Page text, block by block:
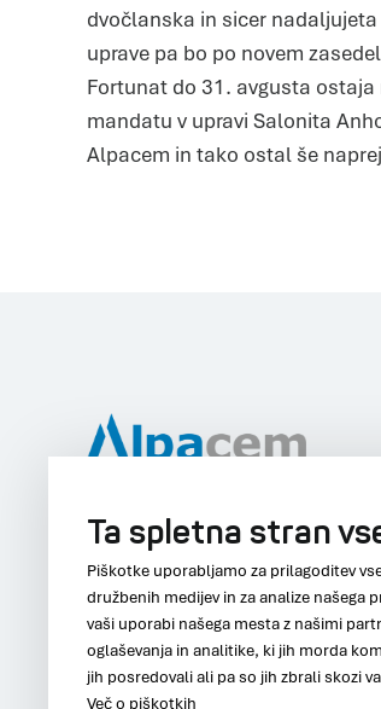
dvočlanska in sicer
uprave pa bo po novem
Fortunat do 31. avgusta
mandatu v upravi Salonita
Alpacem in tako ostal še
Alpacem Cement, d.d.
+386 5 39 21 000
info.cement@alpacem.si
+386
Ta spletna stran
Piškotke uporabljamo za prilagoditev
družbenih medijev in za analize našega
vaši uporabi našega mesta z našimi
oglaševanja in analitike, ki jih morda
jih posredovali ali pa so jih zbrali skozi
Več o piškotkih